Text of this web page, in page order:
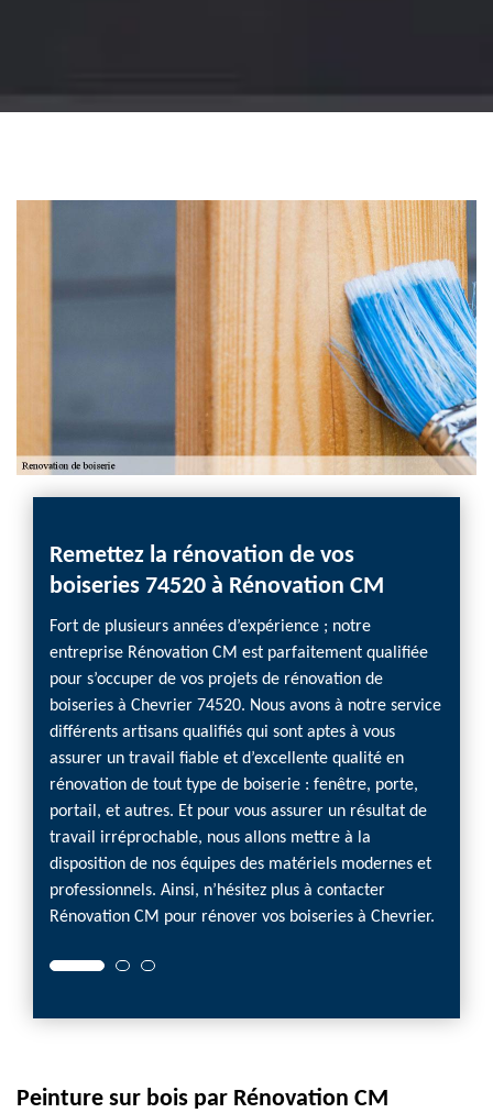
Remettez la rénovation de vos
boiseries 74520 à Rénovation CM
Fort de plusieurs années d’expérience ; notre
entreprise Rénovation CM est parfaitement qualifiée
pour s’occuper de vos projets de rénovation de
boiseries à Chevrier 74520. Nous avons à notre service
différents artisans qualifiés qui sont aptes à vous
assurer un travail fiable et d’excellente qualité en
rénovation de tout type de boiserie : fenêtre, porte,
portail, et autres. Et pour vous assurer un résultat de
travail irréprochable, nous allons mettre à la
disposition de nos équipes des matériels modernes et
professionnels. Ainsi, n’hésitez plus à contacter
Rénovation CM pour rénover vos boiseries à Chevrier.
Peinture sur bois par Rénovation CM